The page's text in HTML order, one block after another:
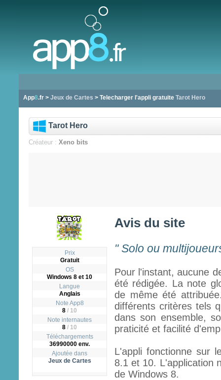
App8.fr > Jeux de Cartes > Telecharger l'appli gratuite Tarot Hero
Tarot Hero
Créateur : Xeno bits
Prix
Gratuit
OS
Windows 8 et 10
Langue
Anglais
Note App8
8 / 10
Note internautes
8 / 10
Téléchargements
36990000 env.
Ajoutée dans
Jeux de Cartes
Avis du site
" Solo ou
Pour l'instant, aucune
été rédigée. La note
de même été
différents critères tels
dans son ensemble,
praticité et facilité
L'appli fonctionne sur
8.1 et 10. L'application
de Windows 8.